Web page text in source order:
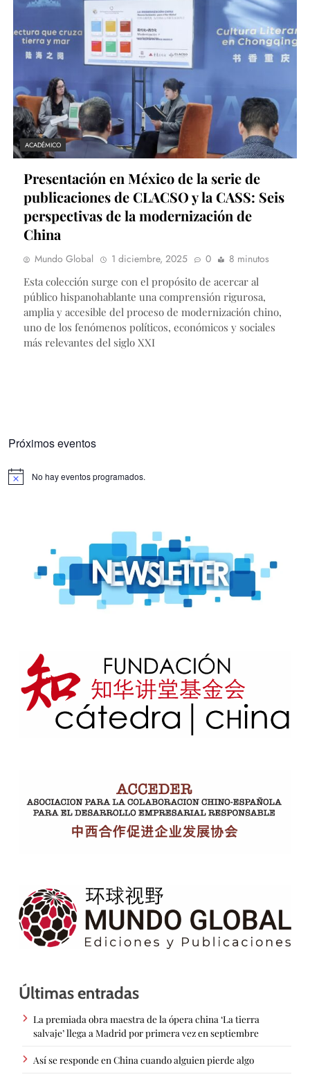
ACADÉMICO
Presentación en México de la serie de
publicaciones de CLACSO y la CASS: Seis
perspectivas de la modernización de
China
Mundo Global 1 diciembre, 2025 0
8 minutos
Esta colección surge con el propósito de acercar al
público hispanohablante una comprensión rigurosa,
amplia y accesible del proceso de modernización chino,
uno de los fenómenos políticos, económicos y sociales
más relevantes del siglo XXI
Próximos eventos
Aviso No hay eventos programados.
Últimas entradas
La premiada obra maestra de la ópera china ‘La tierra
salvaje’ llega a Madrid por primera vez en septiembre
Así se responde en China cuando alguien pierde algo